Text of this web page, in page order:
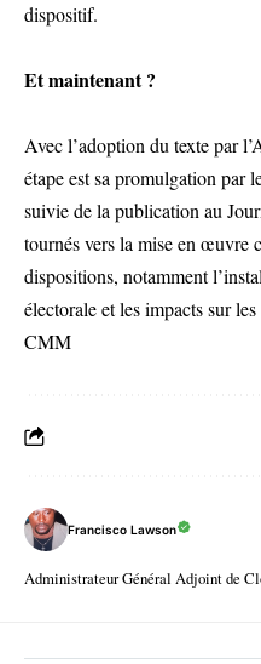
dispositif.
Et maintenant ?
Avec l’adoption du texte par
étape est sa promulgation par
suivie de la publication au
tournés vers la mise en œuvre
dispositions, notamment
électorale et les impacts sur
CMM
Francisco Lawson
Administrateur Général Adjoint de